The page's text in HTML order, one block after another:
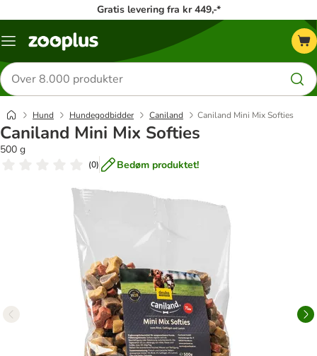
Gratis levering fra kr 449,-*
Menu
Søg
efter
produkter
Hund Hundegodbidder Caniland Caniland Mini Mix Softies
Caniland Mini Mix Softies
500 g
(0) Bedøm produktet!